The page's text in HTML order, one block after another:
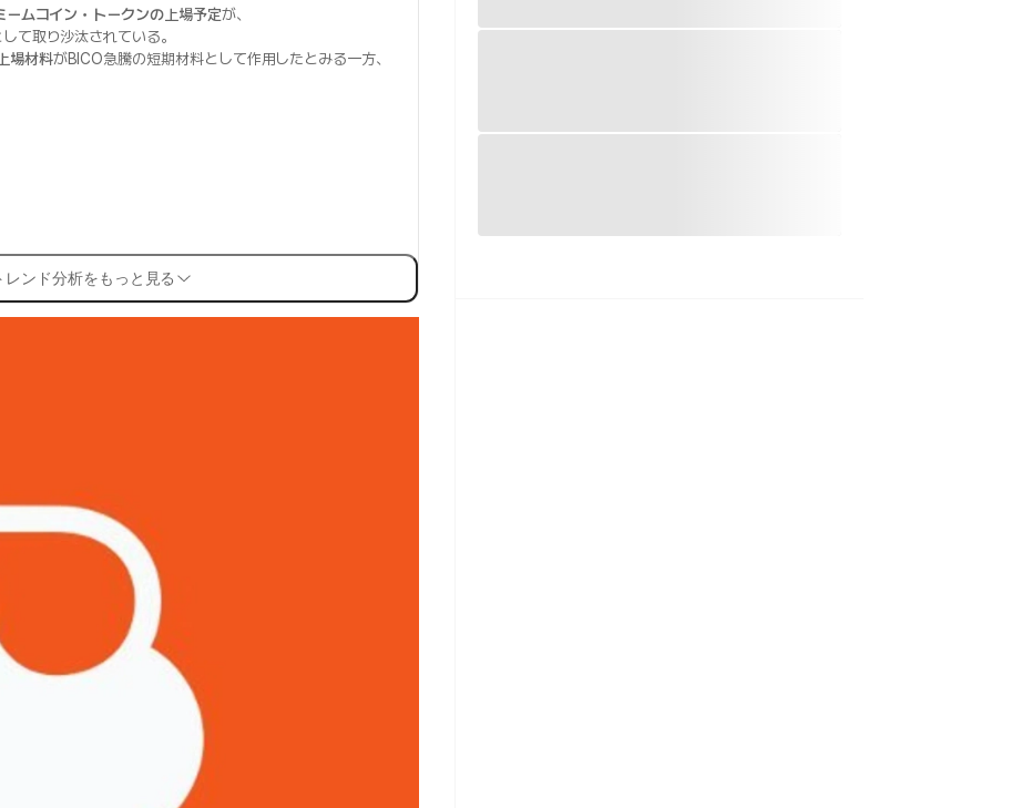
ームコイン・トークンの上場予定が、
て取り沙汰されている。
場材料がBICO急騰の短期材料として作用したとみる一方、
レンド分析をもっと見る